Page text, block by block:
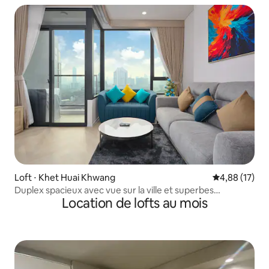
Loft ⋅ Khet Huai Khwang Évaluation
4,88 (17)
Duplex spacieux avec vue sur la ville et superbes
équipementsLocation de lofts au mois